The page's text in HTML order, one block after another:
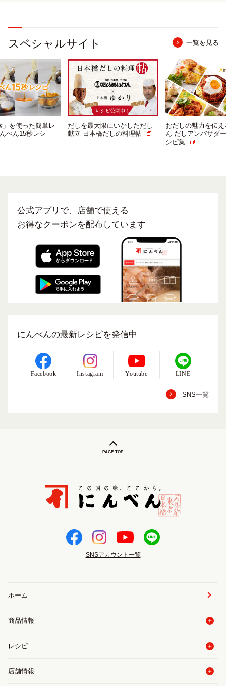
スペシャルサイト
限にいかしただし
だしの料理帖
おだしの魅力を伝える にんべ
ん だしアンバサダーによるレ
「つゆの素」を使
シピ「#にんべん15
ピ」
一覧を見る
公式アプリで、店舗で使える
お得なクーポンを配布しています
にんべんの最新レシピを発信中
Facebook Instagram Youtube LINE
SNS一覧
PAGE TOP
SNSアカウント一覧
ホーム
商品情報
レシピ
店舗情報